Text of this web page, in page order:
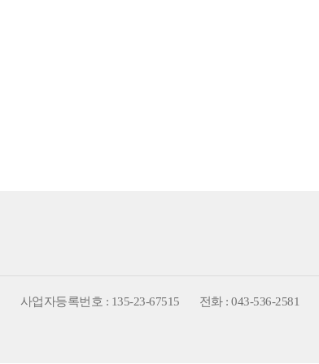
사업자등록번호 : 135-23-67515 전화 : 043-536-2581